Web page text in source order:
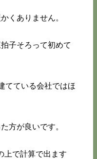
くありません。
子そろって初めて
てている会社ではほ
方が良いです。
上で計算で出ます